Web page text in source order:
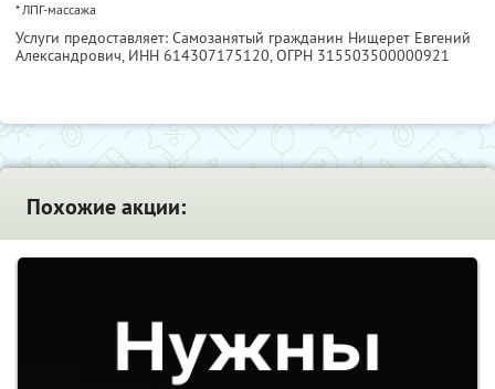
* ЛПГ-массажа
Услуги предоставляет: Самозанятый гражданин Нищерет Евгений
Александрович, ИНН 614307175120, ОГРН 315503500000921
Похожие акции: